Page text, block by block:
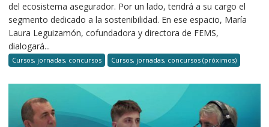
del ecosistema asegurador. Por un lado, tendrá a su cargo el
segmento dedicado a la sostenibilidad. En ese espacio, María
Laura Leguizamón, cofundadora y directora de FEMS,
dialogará...
Cursos, jornadas, concursos Cursos, jornadas, concursos (próximos)